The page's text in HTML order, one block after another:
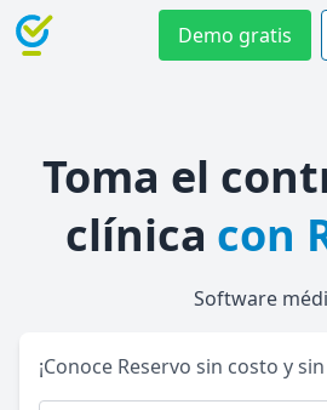
Demo gratis
Toma el
clínica con
Software
¡Conoce Reservo sin costo y